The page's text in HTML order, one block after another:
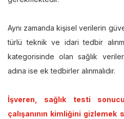
Aynı zamanda kişisel verilerin
türlü teknik ve idari tedbir
kategorisinde olan sağlık
adına ise ek tedbirler alınmalıdır.
İşveren, sağlık testi
çalışanının kimliğini gizlemek